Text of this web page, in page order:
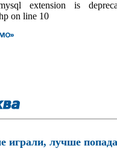
mysql extension is
on line 10
лучше